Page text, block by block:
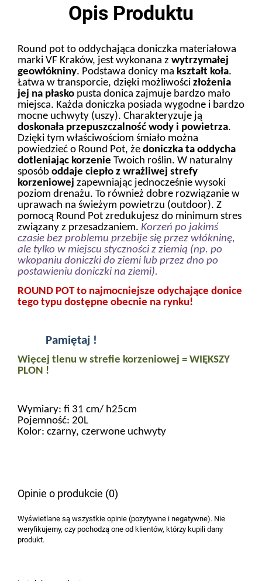
Opis Produktu
Round pot to oddychająca doniczka materiałowa
marki VF Kraków, jest wykonana z wytrzymałej
geowłókniny. Podstawa donicy ma kształt koła.
Łatwa w transporcie, dzięki możliwości złożenia
jej na płasko pusta donica zajmuje bardzo mało
miejsca. Każda doniczka posiada wygodne i bardzo
mocne uchwyty (uszy). Charakteryzuje ją
doskonała przepuszczalność wody i powietrza.
Dzięki tym właściwościom śmiało można
powiedzieć o Round Pot, że doniczka ta oddycha
dotleniając korzenie Twoich roślin. W naturalny
sposób oddaje ciepło z wrażliwej strefy
korzeniowej zapewniając jednocześnie wysoki
poziom drenażu. To również dobre rozwiązanie w
uprawach na świeżym powietrzu (outdoor). Z
pomocą Round Pot zredukujesz do minimum stres
związany z przesadzaniem. Korzeń po jakimś
czasie bez problemu przebije się przez włókninę,
ale tylko w miejscu styczności z ziemią (np. po
wkopaniu doniczki do ziemi lub przez dno po
postawieniu doniczki na ziemi).
ROUND POT to najmocniejsze odychające donice
tego typu dostępne obecnie na rynku!
Pamiętaj !
Więcej tlenu w strefie korzeniowej = WIĘKSZY
PLON !
Wymiary: fi 31 cm/ h25cm
Pojemność: 20L
Kolor: czarny, czerwone uchwyty
Opinie o produkcie (0)
Wyświetlane są wszystkie opinie (pozytywne i negatywne). Nie
weryfikujemy, czy pochodzą one od klientów, którzy kupili dany
produkt.